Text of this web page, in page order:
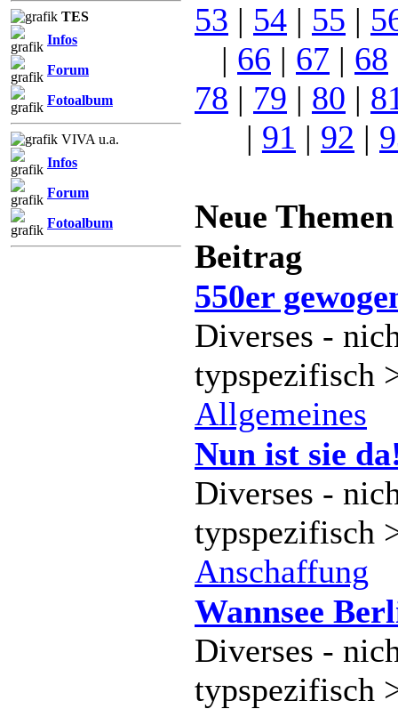
TES
Infos
Forum
Fotoalbum
VIVA u.a.
Infos
Forum
Fotoalbum
53 | 54 | 55 |
| 66 | 67 | 68
78 | 79 | 80 |
| 91 | 92 |
Neue
Beitrag
550er
Diverses -
typspezifisch
Allgemeines
Nun ist sie
Diverses -
typspezifisch
Anschaffung
Wannsee
Diverses -
typspezifisch